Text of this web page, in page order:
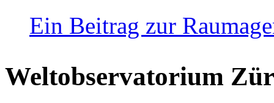
Ein Beitrag zur
Weltobservatorium